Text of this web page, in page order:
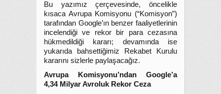
Bu yazımız çerçevesinde, öncelikle
kısaca Avrupa Komisyonu (“Komisyon”)
tarafından Google’ın benzer faaliyetlerinin
incelendiği ve rekor bir para cezasına
hükmedildiği kararı; devamında ise
yukarıda bahsettiğimiz Rekabet Kurulu
kararını sizlerle paylaşacağız.
Avrupa Komisyonu’ndan Google’a
4,34 Milyar Avroluk Rekor Ceza